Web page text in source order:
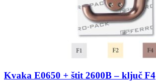
Kvaka E0650 + štit 2600B – ključ F4